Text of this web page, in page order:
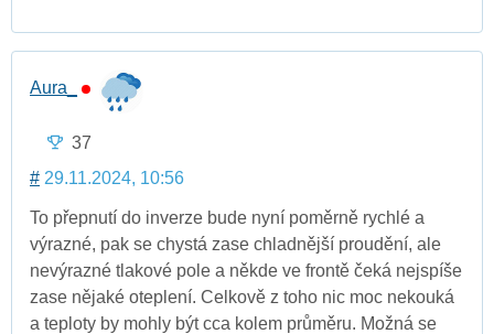
Aura_
37
# 29.11.2024, 10:56
To přepnutí do inverze bude nyní poměrně rychlé a
výrazné, pak se chystá zase chladnější proudění, ale
nevýrazné tlakové pole a někde ve frontě čeká nejspíše
zase nějaké oteplení. Celkově z toho nic moc nekouká
a teploty by mohly být cca kolem průměru. Možná se